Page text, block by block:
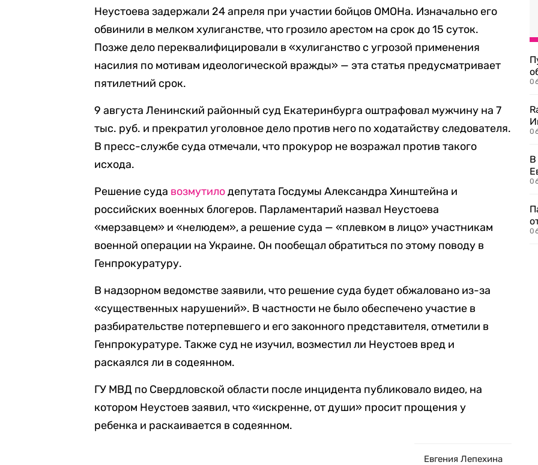
Неустоева задержали 24 апреля при участии бойцов ОМОНа. Изначально его
обвинили в мелком хулиганстве, что грозило арестом на срок до 15 суток.
Позже дело переквалифицировали в «хулиганство с угрозой применения
насилия по мотивам идеологической вражды» — эта статья предусматривает
пятилетний срок.
9 августа Ленинский районный суд Екатеринбурга оштрафовал мужчину на 7
тыс. руб. и прекратил уголовное дело против него по ходатайству следователя.
В пресс-службе суда отмечали, что прокурор не возражал против такого
исхода.
Решение суда возмутилодепутата Госдумы Александра Хинштейна и
российских военных блогеров. Парламентарий назвал Неустоева
«мерзавцем» и «нелюдем», а решение суда — «плевком в лицо» участникам
военной операции на Украине. Он пообещал обратиться по этому поводу в
Генпрокуратуру.
В надзорном ведомстве заявили, что решение суда будет обжаловано из-за
«существенных нарушений». В частности не было обеспечено участие в
разбирательстве потерпевшего и его законного представителя, отметили в
Генпрокуратуре. Также суд не изучил, возместил ли Неустоев вред и
раскаялся ли в содеянном.
ГУ МВД по Свердловской области после инцидента публиковало видео, на
котором Неустоев заявил, что «искренне, от души» просит прощения у
ребенка и раскаивается в содеянном.
Евгения Лепехина
В